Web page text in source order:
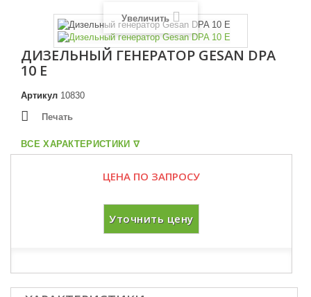
Увеличить
ДИЗЕЛЬНЫЙ ГЕНЕРАТОР GESAN DPA
10 E
Артикул 10830
Печать
ВСЕ ХАРАКТЕРИСТИКИ ᐁ
ЦЕНА ПО ЗАПРОСУ
Уточнить цену